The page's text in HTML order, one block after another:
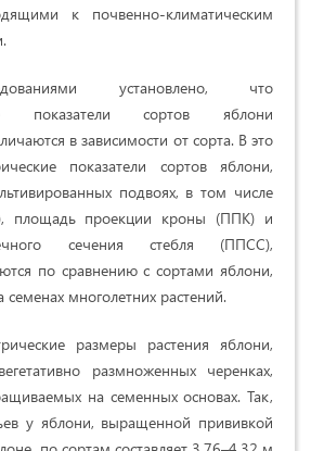
к почвенно-климатическим
установлено, что
показатели сортов яблони
в зависимости от сорта. В это
показатели сортов яблони,
подвоях, в том числе
площадь проекции кроны (ППК) и
сечения стебля (ППСС),
по сравнению с сортами яблони,
многолетних растений.
размеры растения яблони,
размноженных черенках,
на семенных основах. Так,
у яблони, выращенной прививкой